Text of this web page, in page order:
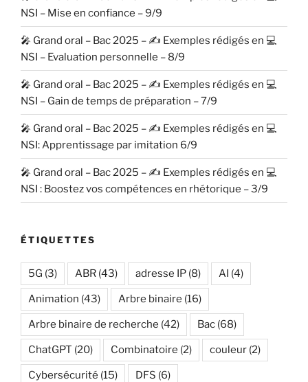
NSI – Mise en confiance – 9/9
🎤 Grand oral – Bac 2025 – ✍️ Exemples rédigés en 💻
NSI – Evaluation personnelle – 8/9
🎤 Grand oral – Bac 2025 – ✍️ Exemples rédigés en 💻
NSI – Gain de temps de préparation – 7/9
🎤 Grand oral – Bac 2025 – ✍️ Exemples rédigés en 💻
NSI: Apprentissage par imitation 6/9
🎤 Grand oral – Bac 2025 – ✍️ Exemples rédigés en 💻
NSI : Boostez vos compétences en rhétorique – 3/9
ÉTIQUETTES
5G (3) ABR (43) adresse IP (8) AI (4)
Animation (43) Arbre binaire (16)
Arbre binaire de recherche (42) Bac (68)
ChatGPT (20) Combinatoire (2) couleur (2)
Cybersécurité (15) DFS (6)